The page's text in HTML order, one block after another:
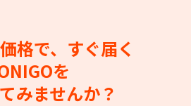
格で、すぐ届く
を
みませんか？